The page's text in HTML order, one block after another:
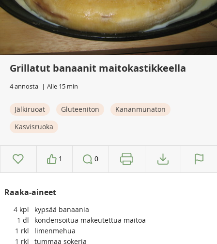
Grillatut banaanit maitokastikkeella
4 annosta Alle 15 min
Jälkiruoat Gluteeniton
Kananmunaton
Kasvisruoka
1 0
Raaka-aineet
4 kpl
kypsää banaania
1 dl
kondensoitua makeutettua maitoa
1 rkl
limenmehua
1 rkl
tummaa sokeria